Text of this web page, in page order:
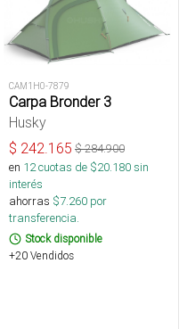
CAM1H0-7879
Carpa Bronder 3
Husky
$ 242.165 $284.900
en 12cuotas de $20.180sin
interés
ahorras $7.260 por
transferencia.
Stock disponible
+20 Vendidos